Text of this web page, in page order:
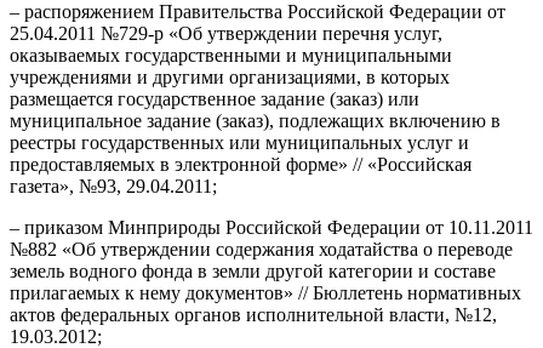
– распоряжением Правительства Российской Федерации от
25.04.2011 №729-р «Об утверждении перечня услуг,
оказываемых государственными и муниципальными
учреждениями и другими организациями, в которых
размещается государственное задание (заказ) или
муниципальное задание (заказ), подлежащих включению в
реестры государственных или муниципальных услуг и
предоставляемых в электронной форме» // «Российская
газета», №93, 29.04.2011;
– приказом Минприроды Российской Федерации от 10.11.2011
№882 «Об утверждении содержания ходатайства о переводе
земель водного фонда в земли другой категории и составе
прилагаемых к нему документов» // Бюллетень нормативных
актов федеральных органов исполнительной власти, №12,
19.03.2012;